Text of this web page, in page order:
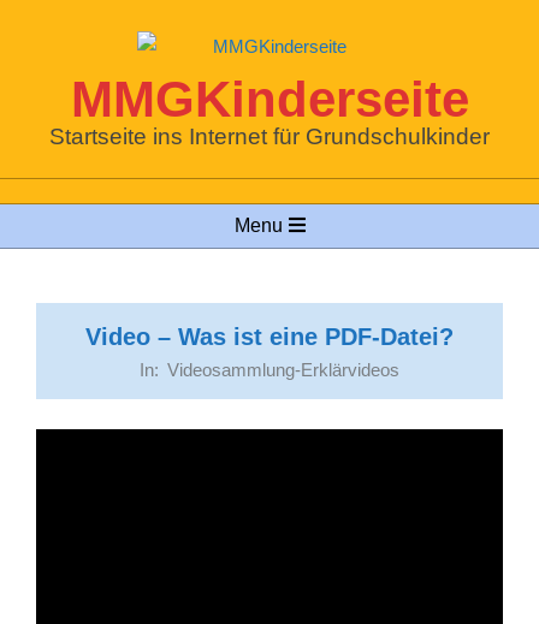
MMGKinderseite
Startseite ins Internet für Grundschulkinder
Navigation
Menu
Video – Was ist eine PDF-Datei?
In: Videosammlung-Erklärvideos